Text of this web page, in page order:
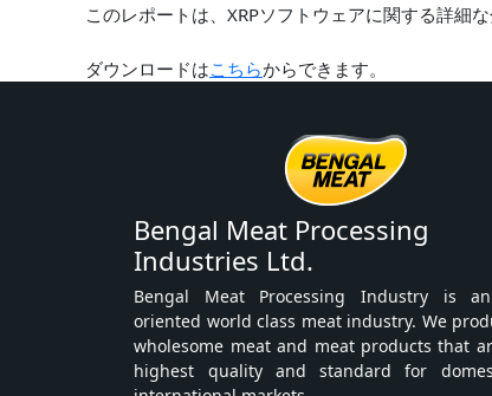
このレポートは、XRPソフトウェアに関する詳細
ダウンロードはこちらからできます。
Bengal Meat Processing
Industries Ltd.
Bengal Meat Processing Industry is
oriented world class meat industry. We
wholesome meat and meat products that
highest quality and standard for